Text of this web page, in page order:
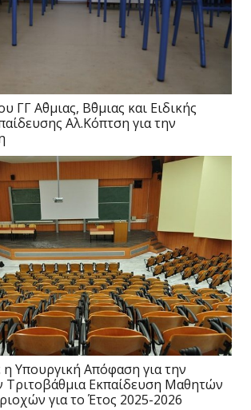
ΓΓ Α΄θμιας, Β΄θμιας και Ειδικής
Αλ.Κόπτση για την
Υπουργική Απόφαση για την
Τριτοβάθμια Εκπαίδευση Μαθητών
για το Έτος 2025-2026